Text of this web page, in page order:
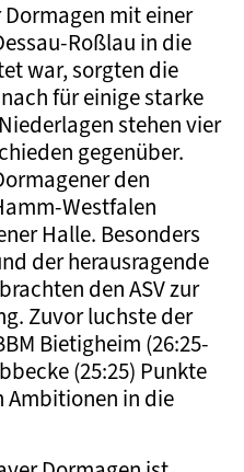
Dormagen mit einer
Roßlau in die
war, sorgten die
für einige starke
stehen vier
gegenüber.
den
Westfalen
Halle. Besonders
der herausragende
den ASV zur
Zuvor luchste der
Bietigheim (26:25-
(25:25) Punkte
Ambitionen in die